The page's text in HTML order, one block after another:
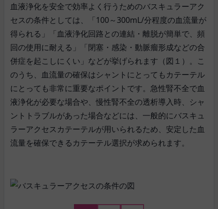
血液浄化を安全で効率よく行うためのバスキュラーアク
セスの条件としては、「100～300mL/分程度の血流量が
得られる」「血液浄化回路との連結・離脱が簡単で、頻
回の使用に耐える」「閉塞・感染・動脈瘤形成などの合
併症を起こしにくい」などが挙げられます（図１）。こ
のうち、血流量の確保はシャントにとってもカテーテル
にとっても非常に重要なポイントです。急性腎不全で血
液浄化が必要な場合や、慢性腎不全の透析導入時、シャ
ントトラブルがあった場合などには、一般的にバスキュ
ラーアクセスカテーテルが用いられるため、安定した血
流量を確保できるカテーテル選択が求められます。